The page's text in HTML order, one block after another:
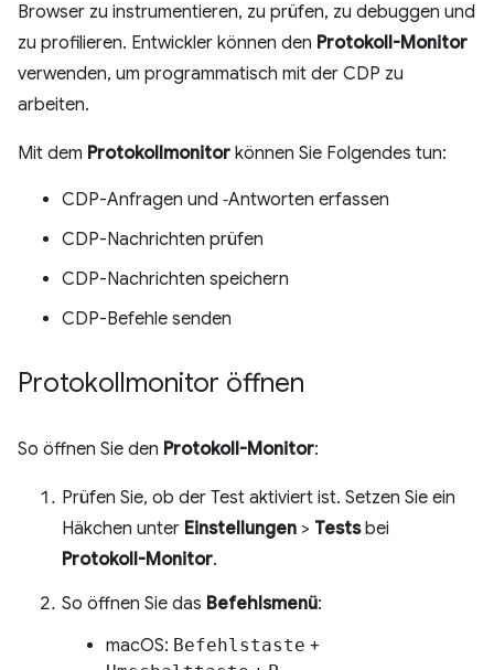
Browser zu instrumentieren, zu prüfen, zu debuggen und
zu profilieren. Entwickler können den Protokoll-Monitor
verwenden, um programmatisch mit der CDP zu
arbeiten.
Mit dem Protokollmonitor können Sie Folgendes tun:
CDP-Anfragen und ‑Antworten erfassen
CDP-Nachrichten prüfen
CDP-Nachrichten speichern
CDP-Befehle senden
Protokollmonitor öffnen
So öffnen Sie den Protokoll-Monitor:
Prüfen Sie, ob der Test aktiviert ist. Setzen Sie ein
Häkchen unter Einstellungen > Testsbei
Protokoll-Monitor.
So öffnen Sie das Befehlsmenü:
macOS: Befehlstaste +